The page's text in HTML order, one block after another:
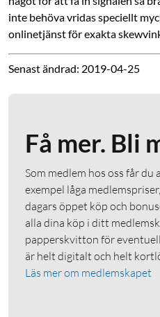
inte behöva vridas speciellt
onlinetjänst för exakta
Senast ändrad: 2019-04-25
Få mer. Bli
Som medlem hos oss får
exempel låga
dagars öppet köp och
alla dina köp i ditt
papperskvitton för
är helt digitalt och helt
Läs mer om medlemskapet